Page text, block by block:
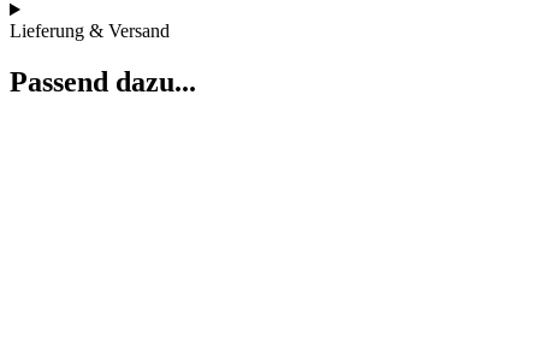
Lieferung & Versand
Passend dazu...